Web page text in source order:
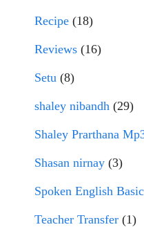
Recipe (18)
Reviews (16)
Setu (8)
shaley nibandh (29)
Shaley Prarthana
Shasan nirnay (3)
Spoken English
Teacher Transfer (1)